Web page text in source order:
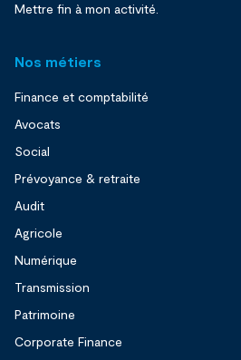
Mettre fin à mon activité.
Nos métiers
Finance et comptabilité
Avocats
Social
Prévoyance & retraite
Audit
Agricole
Numérique
Transmission
Patrimoine
Corporate Finance